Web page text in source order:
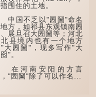
围住的土地。
国不乏以"圐圙"命名
方，如祁县东观镇南圐
展旦召大圐圙等；河北
县境内也有一个地方
"大圐圙"，现多写作"大
"。
河南安阳的方言
"圐圙"除了可以作名...